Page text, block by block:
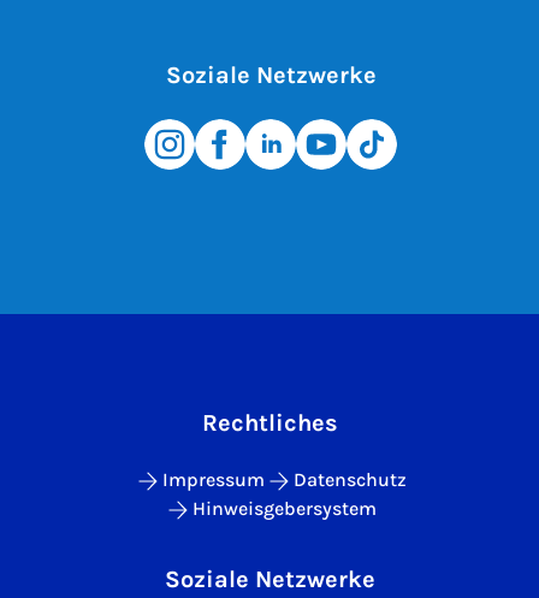
Soziale Netzwerke
Rechtliches
Impressum
Datenschutz
Hinweisgebersystem
Soziale Netzwerke